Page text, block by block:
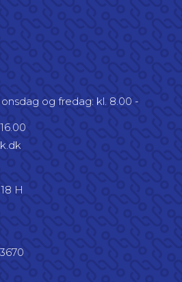
og fredag: kl. 8.00 -
H